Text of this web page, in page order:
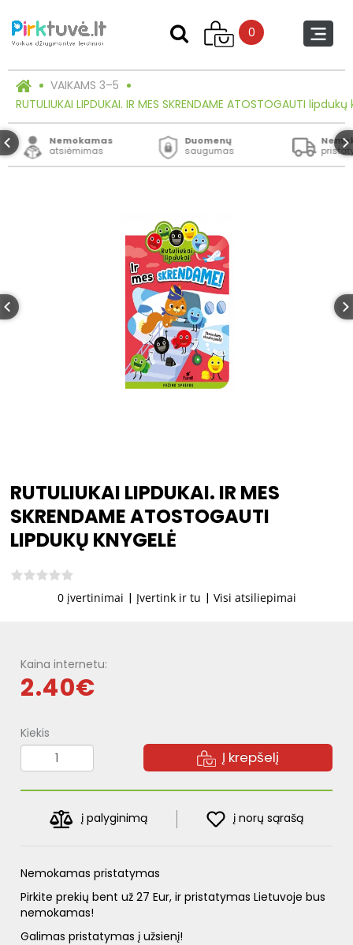
0
VAIKAMS 3–5
RUTULIUKAI LIPDUKAI. IR MES SKRENDAME ATOSTOGAUTI
Nemokamas
atsiėmimas
Duomenų
saugumas
RUTULIUKAI LIPDUKAI. IR MES
SKRENDAME ATOSTOGAUTI
LIPDUKŲ KNYGELĖ
0 įvertinimai | Įvertink ir tu | Visi atsiliepimai
Kaina internetu:
2.40€
Kiekis
Į krepšelį
į palyginimą į norų sąrašą
Nemokamas pristatymas
Pirkite prekių bent už 27 Eur, ir pristatymas Lietuvoje bus
nemokamas!
Galimas pristatymas į užsienį!